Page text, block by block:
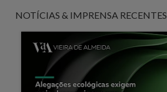
NOTÍCIAS & IMPRENSA RECENTES